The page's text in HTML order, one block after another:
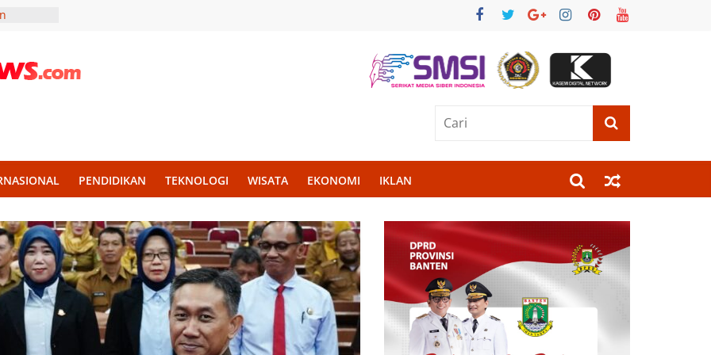
IIA
dan
Basah
PENDIDIKAN TEKNOLOGI WISATA EKONOMI IKLAN